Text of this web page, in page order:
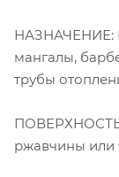
НАЗНАЧЕНИЕ:
мангалы,
трубы
ПОВЕРХНОСТЬ
ржавчины или